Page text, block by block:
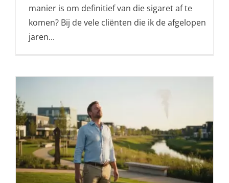
manier is om definitief van die sigaret af te
komen? Bij de vele cliënten die ik de afgelopen
jaren...